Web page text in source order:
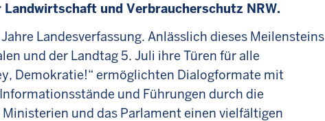
und Verbraucherschutz NRW.
Landesverfassung. Anlässlich dieses Meilensteins
und der Landtag 5. Juli ihre Türen für alle
Demokratie!“ ermöglichten Dialogformate mit
und Führungen durch die
und das Parlament einen vielfältigen